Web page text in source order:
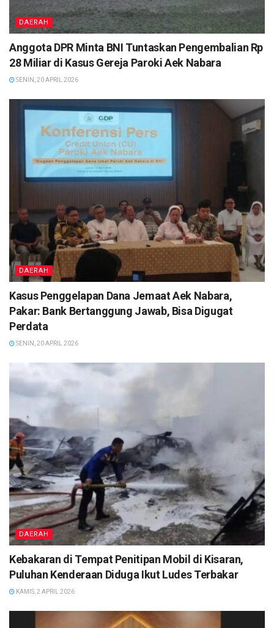
DAERAH
Anggota DPR Minta BNI Tuntaskan Pengembalian Rp
28 Miliar di Kasus Gereja Paroki Aek Nabara
SENIN, 20 APRIL 2026
DAERAH
Kasus Penggelapan Dana Jemaat Aek Nabara,
Pakar: Bank Bertanggung Jawab, Bisa Digugat
Perdata
SENIN, 20 APRIL 2026
DAERAH
Kebakaran di Tempat Penitipan Mobil di Kisaran,
Puluhan Kenderaan Diduga Ikut Ludes Terbakar
KAMIS, 2 APRIL 2026